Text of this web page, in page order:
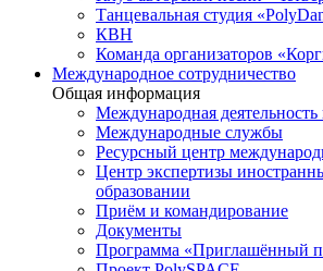
Танцевальная студия
КВН
Команда организаторов
Международное сотрудничество
Общая информация
Международная
Международные службы
Ресурсный центр
Центр экспертизы
образовании
Приём и командирование
Документы
Программа «Приглашённый